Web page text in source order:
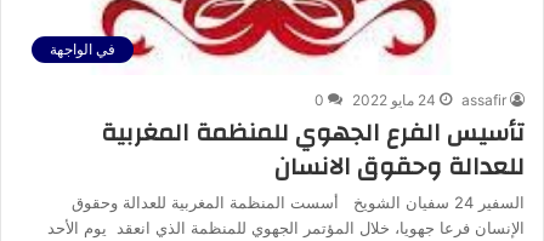
في الواجهة
assafir 24 مايو 2022 0
تأسيس الفرع الجهوي للمنظمة المغربية
للعدالة وحقوق الانسان
السفير 24 سفيان الشويخ أسست المنظمة المغربية للعدالة وحقوق
الإنسان فرعا جهويا، خلال المؤتمر الجهوي للمنظمة الذي انعقد يوم الأحد